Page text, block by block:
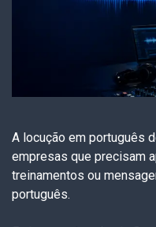
A locução em português
empresas que precisam
treinamentos ou
português.